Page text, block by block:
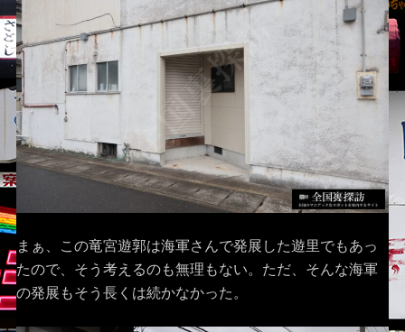
まぁ、この竜宮遊郭は海軍さんで発展した遊里でもあっ
たので、そう考えるのも無理もない。ただ、そんな海軍
の発展もそう長くは続かなかった。